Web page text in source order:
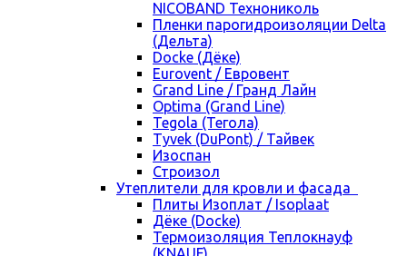
NICOBAND Технониколь
Пленки парогидроизоляции Delta
(Дельта)
Docke (Дёке)
Eurovent / Евровент
Grand Line / Гранд Лайн
Optima (Grand Line)
Tegola (Тегола)
Tyvek (DuPont) / Тайвек
Изоспан
Строизол
Утеплители для кровли и фасада
Плиты Изоплат / Isoplaat
Дёке (Docke)
Термоизоляция Теплокнауф